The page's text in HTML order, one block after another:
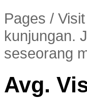
Pages /
kunjungan.
seseorang
Avg.